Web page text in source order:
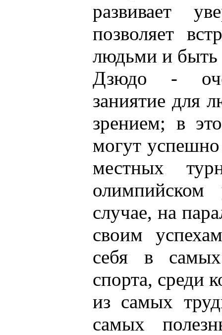
развивает
позволяет
людьми и
Дзюдо -
заниятие для
зрением; в
могут успешно
местных
случае, на
своим
себя в
спорта, среди
из самых
самых